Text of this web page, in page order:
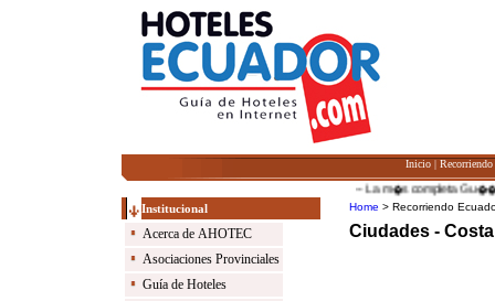
Inicio | Recorriendo
-- La m�s completa Gu��a
Institucional
Acerca de AHOTEC
Asociaciones Provinciales
Guía de Hoteles
Home > Recorriendo
Ciudades - Costa